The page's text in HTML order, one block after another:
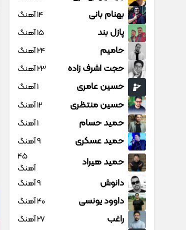
بهنام بانی 14 آهنگ
پازل بند 15 آهنگ
حامیم 24 آهنگ
حجت اشرف زاده 23 آهنگ
حسین عامری 1 آهنگ
حسین منتظری 12 آهنگ
حمید حسام 1 آهنگ
حمید عسکری 9 آهنگ
حمید هیراد
45
آهنگ
دانوش 9 آهنگ
داوود یونسی 40 آهنگ
راغب 27 آهنگ